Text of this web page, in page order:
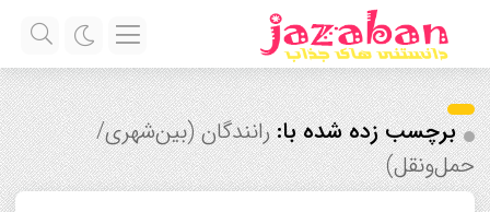
برچسب زده شده با:رانندگان (بین‌شهری/
حمل‌ونقل)